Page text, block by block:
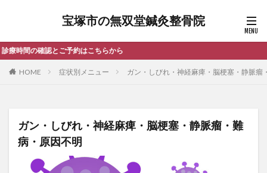
宝塚市の無双堂鍼灸整骨院
ちらから
HOME 症状別メニュー ガン・しびれ・神経麻痺・脳梗塞・静脈瘤
ガン・しびれ・神経麻痺・脳梗塞・静脈瘤・難
病・原因不明